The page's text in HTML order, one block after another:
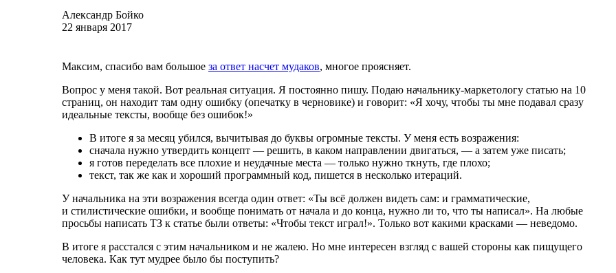
Александр Бойко
22 января 2017
Максим, спасибо вам большое за ответ насчет мудаков, многое проясняет.
Вопрос у меня такой. Вот реальная ситуация. Я постоянно пишу. Подаю начальнику-маркетологу статью на 10
страниц, он находит там одну ошибку (опечатку в черновике) и говорит: «Я хочу, чтобы ты мне подавал сразу
идеальные тексты, вообще без ошибок!»
В итоге я за месяц убился, вычитывая до буквы огромные тексты. У меня есть возражения:
сначала нужно утвердить концепт — решить, в каком направлении двигаться, — а затем уже писать;
я готов переделать все плохие и неудачные места — только нужно ткнуть, где плохо;
текст, так же как и хороший программный код, пишется в несколько итераций.
У начальника на эти возражения всегда один ответ: «Ты всё должен видеть сам: и грамматические,
и стилистические ошибки, и вообще понимать от начала и до конца, нужно ли то, что ты написал». На любые
просьбы написать ТЗ к статье были ответы: «Чтобы текст играл!». Только вот какими красками — неведомо.
В итоге я расстался с этим начальником и не жалею. Но мне интересен взгляд с вашей стороны как пищущего
человека. Как тут мудрее было бы поступить?